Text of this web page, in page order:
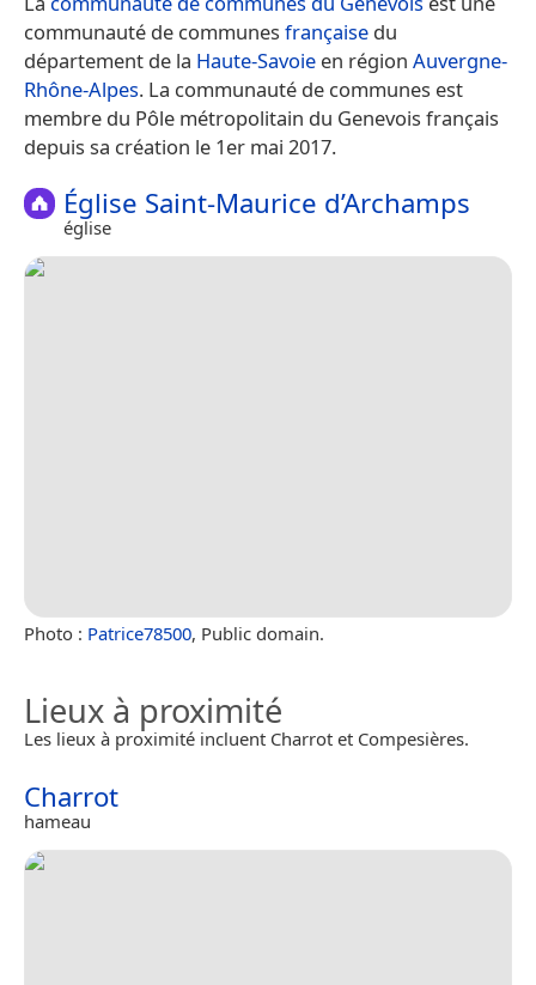
communauté de communes française du
département de la Haute-Savoie en région Auvergne-
Rhône-Alpes. La communauté de communes est
membre du Pôle métropolitain du Genevois français
depuis sa création le 1er mai 2017.
Église Saint-Maurice d’Archamps
église
Photo : Patrice78500, Public domain.
Lieux à proximité
Les lieux à proximité incluent Charrot et Compesières.
Charrot
hameau